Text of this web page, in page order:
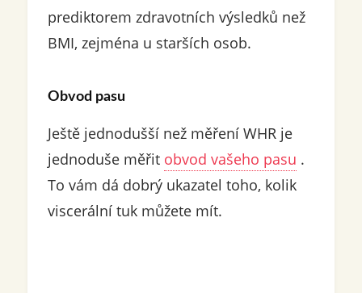
prediktorem zdravotních výsledků než
BMI, zejména u starších osob.
Obvod pasu
Ještě jednodušší než měření WHR je
jednoduše měřit obvod vašeho pasu .
To vám dá dobrý ukazatel toho, kolik
viscerální tuk můžete mít.